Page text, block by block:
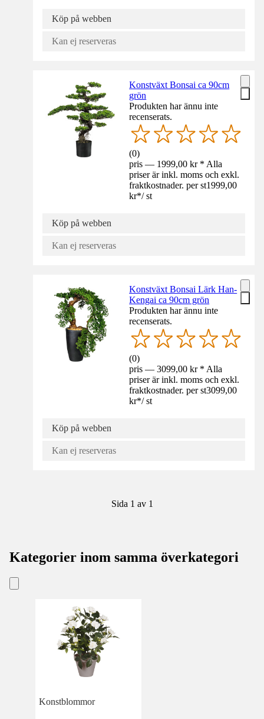
Köp på webben
Kan ej reserveras
Konstväxt Bonsai ca 90cm
grön
Produkten har ännu inte
recenserats.
(0)
pris — 1999,00 kr * Alla
priser är inkl. moms och exkl.
fraktkostnader. per st1999,00
kr*/ st
Köp på webben
Kan ej reserveras
Konstväxt Bonsai Lärk Han-
Kengai ca 90cm grön
Produkten har ännu inte
recenserats.
(0)
pris — 3099,00 kr * Alla
priser är inkl. moms och exkl.
fraktkostnader. per st3099,00
kr*/ st
Köp på webben
Kan ej reserveras
Sida 1 av 1
Kategorier inom samma överkategori
Konstblommor